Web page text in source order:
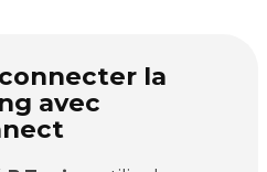
la
avec